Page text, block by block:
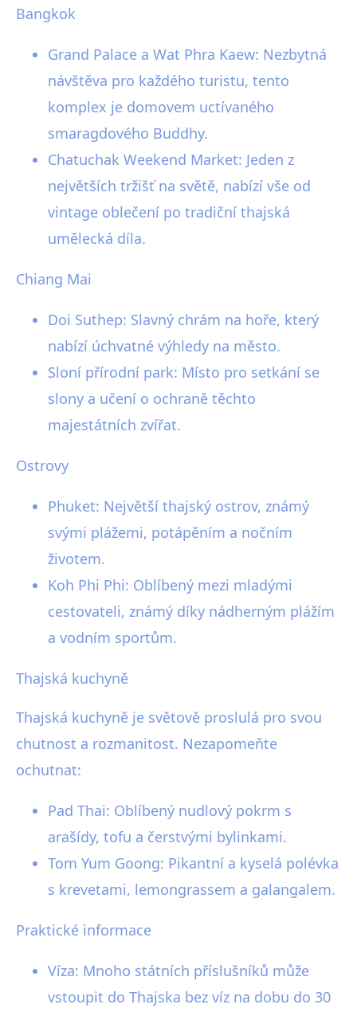
Bangkok
Grand Palace a Wat Phra Kaew: Nezbytná
návštěva pro každého turistu, tento
komplex je domovem uctívaného
smaragdového Buddhy.
Chatuchak Weekend Market: Jeden z
největších tržišť na světě, nabízí vše od
vintage oblečení po tradiční thajská
umělecká díla.
Chiang Mai
Doi Suthep: Slavný chrám na hoře, který
nabízí úchvatné výhledy na město.
Sloní přírodní park: Místo pro setkání se
slony a učení o ochraně těchto
majestátních zvířat.
Ostrovy
Phuket: Největší thajský ostrov, známý
svými plážemi, potápěním a nočním
životem.
Koh Phi Phi: Oblíbený mezi mladými
cestovateli, známý díky nádherným plážím
a vodním sportům.
Thajská kuchyně
Thajská kuchyně je světově proslulá pro svou
chutnost a rozmanitost. Nezapomeňte
ochutnat:
Pad Thai: Oblíbený nudlový pokrm s
arašídy, tofu a čerstvými bylinkami.
Tom Yum Goong: Pikantní a kyselá polévka
s krevetami, lemongrassem a galangalem.
Praktické informace
Víza: Mnoho státních příslušníků může
vstoupit do Thajska bez víz na dobu do 30